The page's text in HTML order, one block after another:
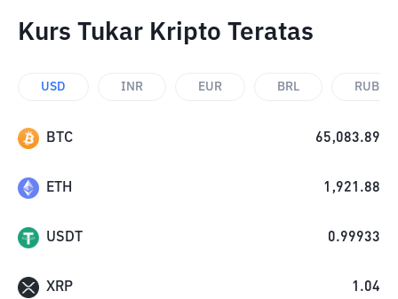
Kurs Tukar Kripto Teratas
USD INR EUR BRL RUB
BTC 65,083.89
ETH 1,921.88
USDT 0.99933
XRP 1.04